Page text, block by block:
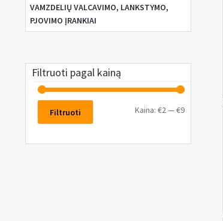
VAMZDELIŲ VALCAVIMO, LANKSTYMO,
PJOVIMO ĮRANKIAI
Filtruoti pagal kainą
Filtruoti Kaina:€2—€9